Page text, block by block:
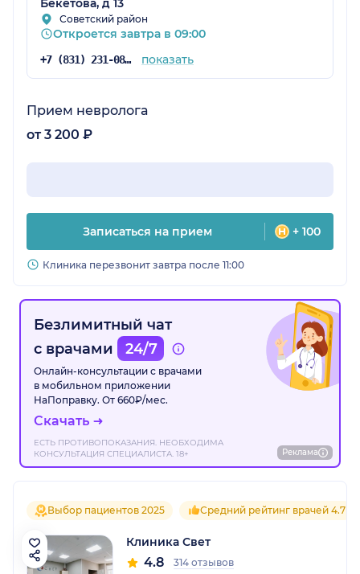
Бекетова, д 13
Советский район
Откроется завтра в 09:00
+7 (831) 231-08-16 показать
Прием невролога
от 3 200 ₽
Записаться на прием + 100
Клиника перезвонит завтра после 11:00
Безлимитный чат
с врачами
24/7
Онлайн-консультации с врачами
в мобильном приложении
НаПоправку. От 660₽/мес.
Скачать
ЕСТЬ ПРОТИВОПОКАЗАНИЯ. НЕОБХОДИМА
КОНСУЛЬТАЦИЯ СПЕЦИАЛИСТА. 18+
Реклама
Выбор пациентов 2025 Средний рейтинг врачей 4.7
Клиника Свет
4.8 314 отзывов